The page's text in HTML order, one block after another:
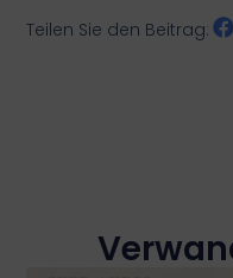
Teilen Sie den Beitrag: